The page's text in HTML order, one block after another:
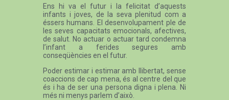
Ens hi va el futur i la felicitat d’aquests
infants i joves, de la seva plenitud com a
éssers humans. El desenvolupament ple de
les seves capacitats emocionals, afectives,
de salut. No actuar o actuar tard condemna
l’infant a ferides segures amb
conseqüències en el futur.
Poder estimar i estimar amb llibertat, sense
coaccions de cap mena, és al centre del que
és i ha de ser una persona digna i plena. Ni
més ni menys parlem d’això.